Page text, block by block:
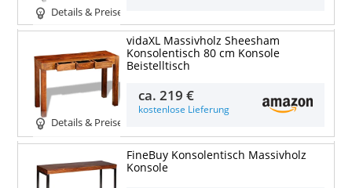
Details & Preise
Details & Preise
vidaXL Massivholz Sheesham
Konsolentisch 80 cm Konsole
Beistelltisch
ca.219 €
kostenlose Lieferung
FineBuy Konsolentisch Massivholz
Konsole